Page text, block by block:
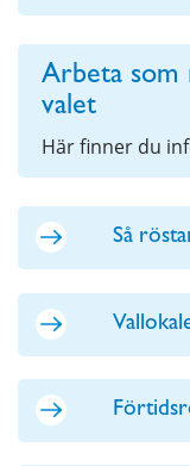
Arbeta som
valet
Här finner du
Så